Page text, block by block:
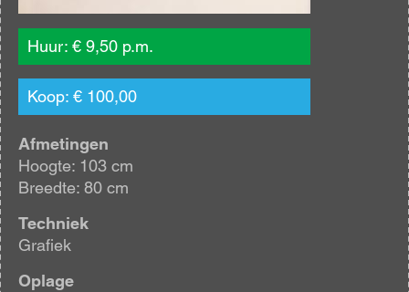
Huur: € 9,50 p.m.
Koop: € 100,00
Afmetingen
Hoogte: 103 cm
Breedte: 80 cm
Techniek
Grafiek
Oplage